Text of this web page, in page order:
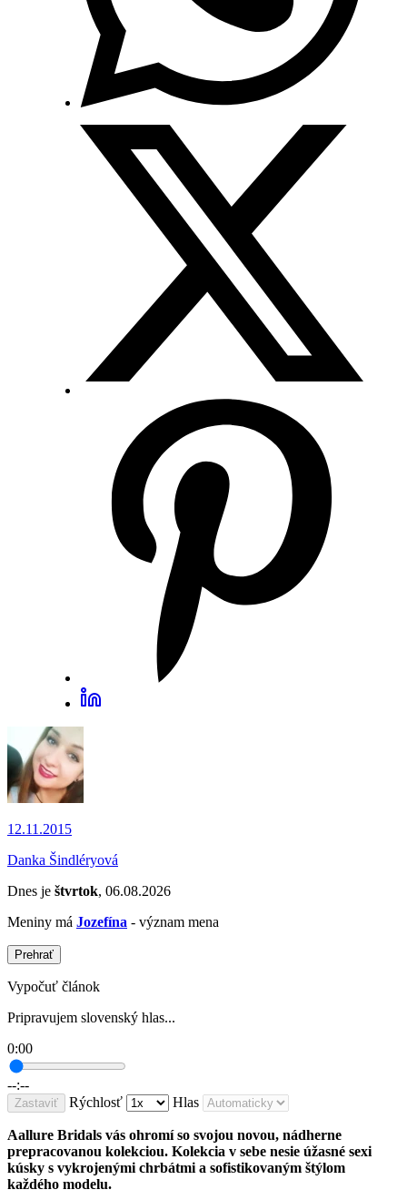
12.11.2015
Danka Šindléryová
Dnes je štvrtok, 06.08.2026
Meniny má Jozefína - význam mena
Prehrať
Vypočuť článok
Pripravujem slovenský hlas...
0:00
--:--
Zastaviť Rýchlosť Hlas
Aallure Bridals vás ohromí so svojou novou, nádherne
prepracovanou kolekciou. Kolekcia v sebe nesie úžasné sexi
kúsky s vykrojenými chrbátmi a sofistikovaným štýlom
každého modelu.